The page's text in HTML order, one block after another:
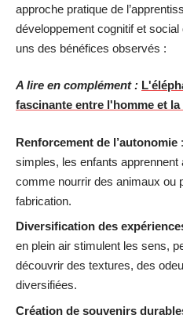
approche pratique de
développement cognitif et
uns des bénéfices observés :
A lire en complément :
fascinante entre l'homme et la
Renforcement de l’autonomie
simples, les enfants
comme nourrir des animaux ou
fabrication.
Diversification des
en plein air stimulent les sens,
découvrir des textures, des
diversifiées.
Création de souvenirs